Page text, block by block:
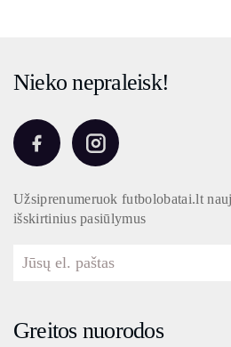
Nieko nepraleisk!
Užsiprenumeruok futbolobatai.lt
išskirtinius pasiūlymus
Greitos nuorodos